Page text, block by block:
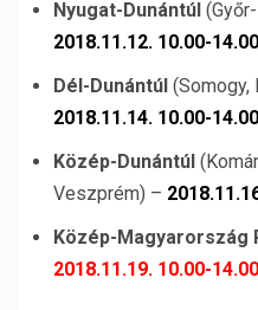
Nyugat-Dunántúl
2018.11.12. 10.00-14.00
Dél-Dunántúl (Somogy,
2018.11.14. 10.00-14.00
Közép-Dunántúl
Veszprém) –
Közép-Magyarország
2018.11.19. 10.00-14.00